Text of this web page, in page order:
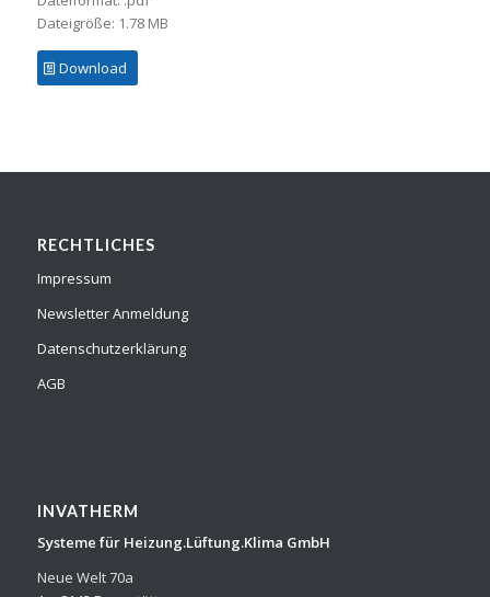
Dateigröße: 1.78 MB
Download
RECHTLICHES
Impressum
Newsletter Anmeldung
Datenschutzerklärung
AGB
INVATHERM
Systeme für Heizung.Lüftung.Klima GmbH
Neue Welt 70a